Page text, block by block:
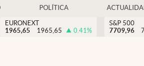
POLÍTICA
EURONEXT
1965,65
1965,65 0.41%
S&P 500
7709,96